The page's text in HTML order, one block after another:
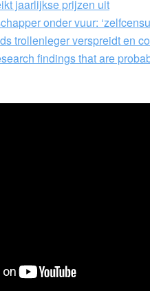
jaarlijkse prijzen uit
onder vuur:
trollenleger verspreidt en
findings that are